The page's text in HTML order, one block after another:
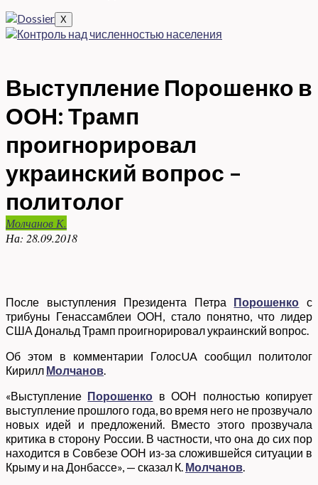
X
Выступление Порошенко в
ООН: Трамп
проигнорировал
украинский вопрос –
политолог
Молчанов К.
На: 28.09.2018
После выступления Президента Петра Порошенко с
трибуны Генассамблеи ООН, стало понятно, что лидер
США Дональд Трамп проигнорировал украинский вопрос.
Об этом в комментарии ГолосUA сообщил политолог
Кирилл Молчанов.
«Выступление Порошенко в ООН полностью копирует
выступление прошлого года, во время него не прозвучало
новых идей и предложений. Вместо этого прозвучала
критика в сторону России. В частности, что она до сих пор
находится в Совбезе ООН из-за сложившейся ситуации в
Крыму и на Донбассе», — сказал К. Молчанов.